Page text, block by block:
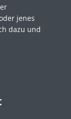
jenes
dazu und